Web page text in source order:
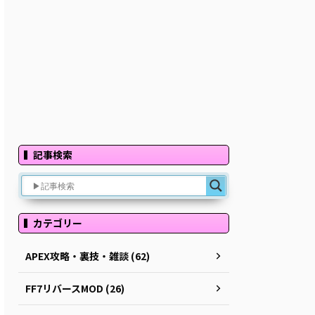
記事検索
カテゴリー
APEX攻略・裏技・雑談 (62)
FF7リバースMOD (26)